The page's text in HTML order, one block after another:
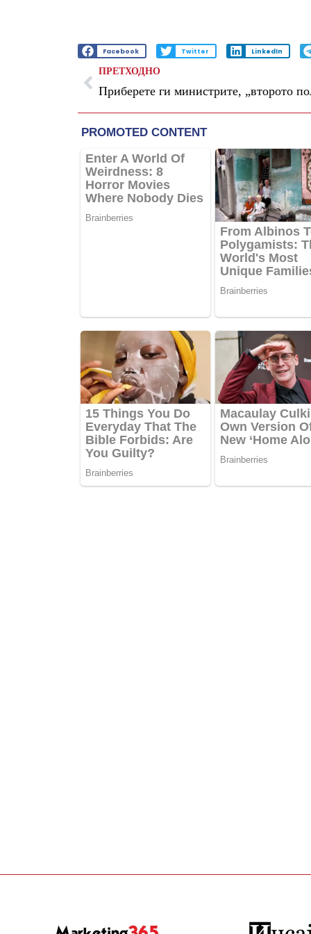
Facebook Twitter LinkedIn
ПРЕТХОДНО